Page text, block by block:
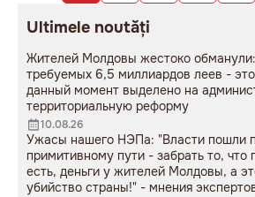
Ultimele noutăți
Жителей Молдовы жестоко
требуемых 6,5 миллиардов леев -
данный момент выделено на
территориальную реформу
10.08.26
Ужасы нашего НЭПа: "Власти пошли
примитивному пути - забрать то, что
есть, деньги у жителей Молдовы, а
убийство страны!" - мнения